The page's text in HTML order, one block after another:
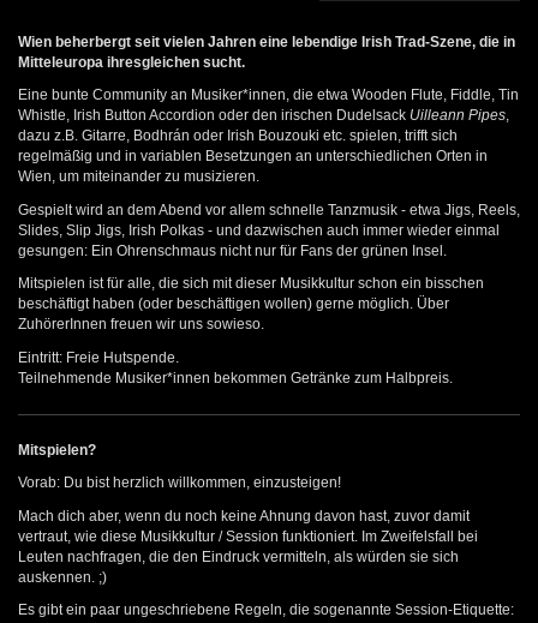
Wien beherbergt seit vielen Jahren eine lebendige Irish Trad-Szene, die in
Mitteleuropa ihresgleichen sucht.
Eine bunte Community an Musiker*innen, die etwa Wooden Flute, Fiddle, Tin
Whistle, Irish Button Accordion oder den irischen Dudelsack Uilleann Pipes,
dazu z.B. Gitarre, Bodhrán oder Irish Bouzouki etc. spielen, trifft sich
regelmäßig und in variablen Besetzungen an unterschiedlichen Orten in
Wien, um miteinander zu musizieren.
Gespielt wird an dem Abend vor allem schnelle Tanzmusik - etwa Jigs, Reels,
Slides, Slip Jigs, Irish Polkas - und dazwischen auch immer wieder einmal
gesungen: Ein Ohrenschmaus nicht nur für Fans der grünen Insel.
Mitspielen ist für alle, die sich mit dieser Musikkultur schon ein bisschen
beschäftigt haben (oder beschäftigen wollen) gerne möglich. Über
ZuhörerInnen freuen wir uns sowieso.
Eintritt: Freie Hutspende.
Teilnehmende Musiker*innen bekommen Getränke zum Halbpreis.
Mitspielen?
Vorab: Du bist herzlich willkommen, einzusteigen!
Mach dich aber, wenn du noch keine Ahnung davon hast, zuvor damit
vertraut, wie diese Musikkultur / Session funktioniert. Im Zweifelsfall bei
Leuten nachfragen, die den Eindruck vermitteln, als würden sie sich
auskennen. ;)
Es gibt ein paar ungeschriebene Regeln, die sogenannte Session-Etiquette: